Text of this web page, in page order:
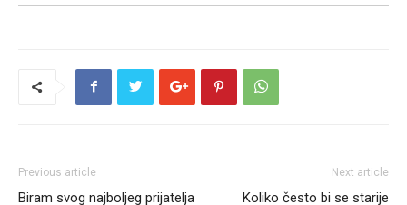
Previous article
Biram svog najboljeg prijatelja
Next article
Koliko često bi se starije